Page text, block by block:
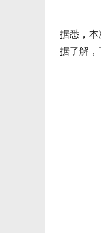
据悉，
据了解，